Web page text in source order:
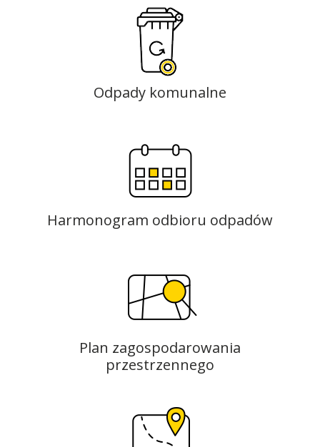
Odpady komunalne
Harmonogram odbioru odpadów
Plan zagospodarowania
przestrzennego